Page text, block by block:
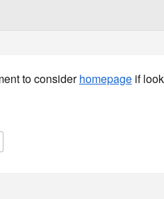
to considerhomepageif